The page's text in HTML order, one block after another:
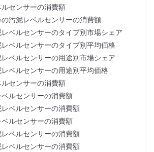
ルセンサーの消費額
の汚泥レベルセンサーの消費額
レベルセンサーのタイプ別市場シェア
レベルセンサーのタイプ別平均価格
レベルセンサーの用途別市場シェア
レベルセンサーの用途別平均価格
ルセンサーの消費額
ベルセンサーの消費額
レベルセンサーの消費額
ベルセンサーの消費額
レベルセンサーの消費額
レベルセンサーの消費額